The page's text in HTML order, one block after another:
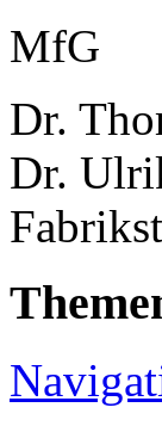
MfG
Dr.
Dr.